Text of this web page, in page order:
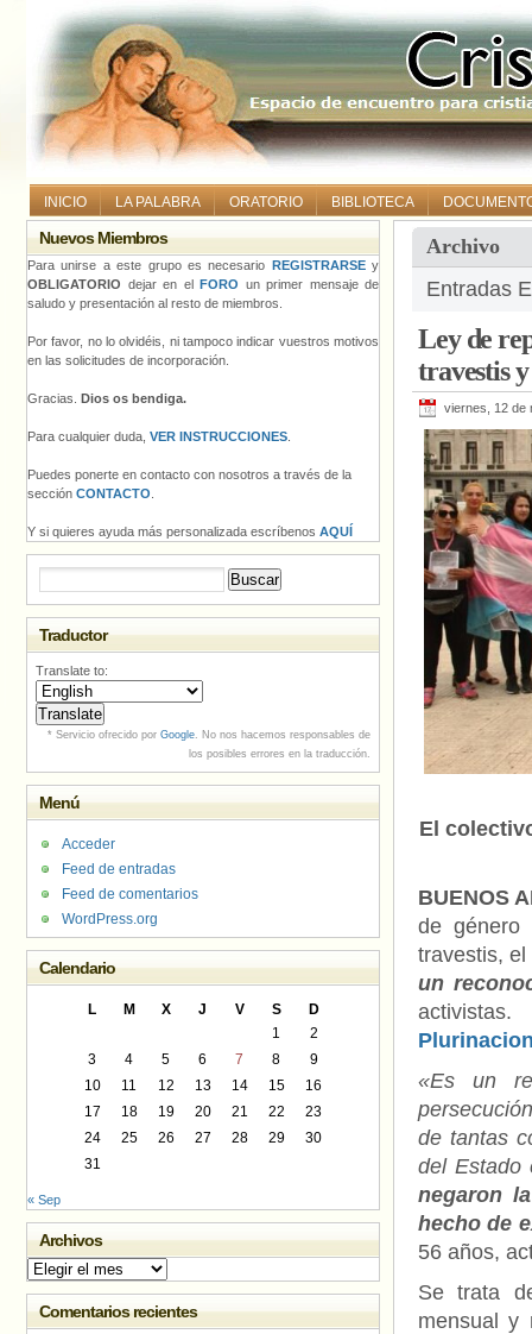
INICIO LA PALABRA ORATORIO BIBLIOTECA
Archivo
Entradas
Ley de
travestis
viernes, 12 de
El
BUENOS
de
travestis,
un
«Es un
de tantas
del Estado
negaron
hecho de
56 años,
Se trata
mensual y
Nuevos Miembros
Para unirse a este grupo es necesario REGISTRARSEy
OBLIGATORIO dejar en el FORO un primer mensaje de
saludo y presentación al resto de miembros.
Por favor, no lo olvidéis, ni tampoco indicar vuestros motivos
en las solicitudes de incorporación.
Gracias. Dios os bendiga.
Para cualquier duda, VER INSTRUCCIONES
Puedes ponerte en contacto con nosotros a través de la
sección CONTACTO
Y si quieres ayuda más personalizada escríbenos AQUÍ
Traductor
Translate to:
* Servicio ofrecido por Google. No nos hacemos responsables de
los posibles errores en la traducción.
Menú
Acceder
Feed de entradas
Feed de comentarios
WordPress.org
Calendario
L M X J V S
D
1
2
3
4 5 6 7 8
9
10
11 12 13 14 15
16
17
18 19 20 21 22
23
24
25 26 27 28 29
30
31
« Sep
Archivos
Archivos
Comentarios recientes